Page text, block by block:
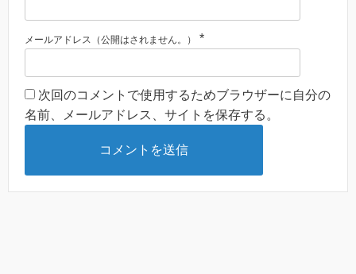
メールアドレス（公開はされません。） *
次回のコメントで使用するためブラウザーに自分の
名前、メールアドレス、サイトを保存する。